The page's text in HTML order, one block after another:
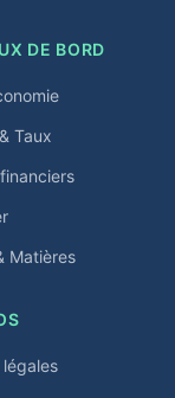
DE BORD
Taux
Matières